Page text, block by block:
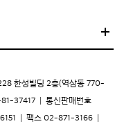
한성빌딩 2층(역삼동 770-
81-37417 통신판매번호
팩스 02-871-3166